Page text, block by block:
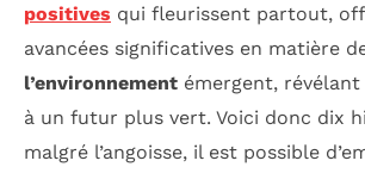
positives qui fleurissent partout,
avancées significatives en matière
l’environnement émergent,
à un futur plus vert. Voici donc dix
malgré l’angoisse, il est possible